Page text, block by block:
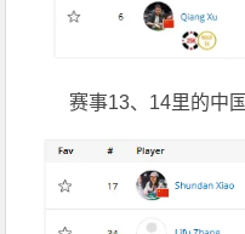
赛事13、14里的中